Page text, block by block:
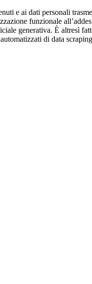
e ai dati personali
funzionale
generativa. È altresì
di data